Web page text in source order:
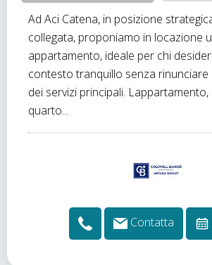
Ad Aci Catena, in posizione
collegata, proponiamo in locazione
appartamento, ideale per chi
contesto tranquillo senza rinunciare
dei servizi principali.
quarto...
Contatta